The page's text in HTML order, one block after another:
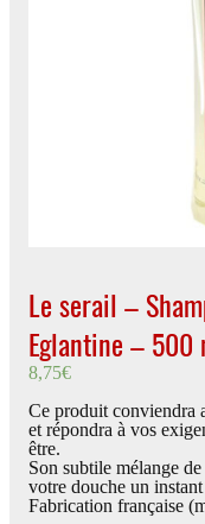
Le serail –
Eglantine – 500
8,75€
Ce produit conviendra
et répondra à vos
être.
Son subtile mélange
votre douche un
Fabrication française